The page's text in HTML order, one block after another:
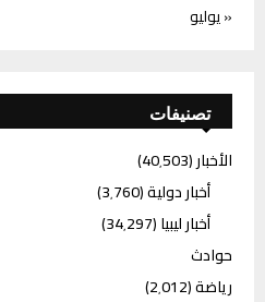
« يوليو
تصنيفات
الأخبار(40٬503)
أخبار دولية(3٬760)
أخبار ليبيا(34٬297)
حوادث
رياضة(2٬012)